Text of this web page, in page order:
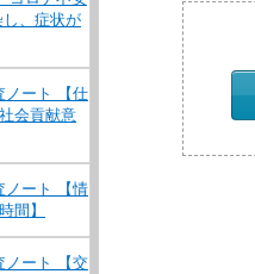
、症状が
ノート 【仕
会貢献意
ノート 【情
間】
ノート 【交